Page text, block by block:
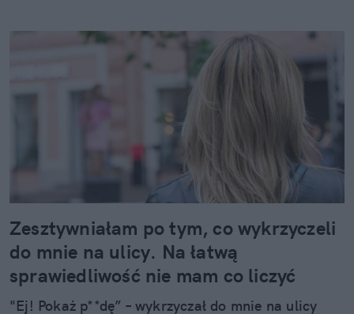
Zesztywniałam po tym, co wykrzyczeli
do mnie na ulicy. Na łatwą
sprawiedliwość nie mam co liczyć
"Ej! Pokaż p**dę” – wykrzyczał do mnie na ulicy